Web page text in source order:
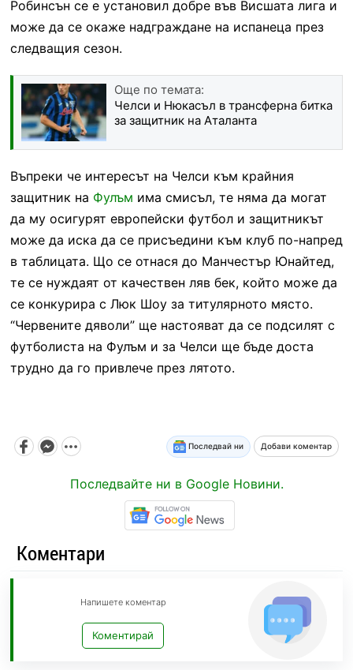
Робинсън се е установил добре във Висшата лига и
може да се окаже надграждане на испанеца през
следващия сезон.
Още по темата:
Челси и Нюкасъл в трансферна битка
за защитник на Аталанта
Въпреки че интересът на Челси към крайния
защитник на Фулъм има смисъл, те няма да могат
да му осигурят европейски футбол и защитникът
може да иска да се присъедини към клуб по-напред
в таблицата. Що се отнася до Манчестър Юнайтед,
те се нуждаят от качествен ляв бек, който може да
се конкурира с Люк Шоу за титулярното място.
“Червените дяволи” ще настояват да се подсилят с
футболиста на Фулъм и за Челси ще бъде доста
трудно да го привлече през лятото.
Последвай ни Добави коментар
Последвайте ни в Google Новини.
Коментари
Напишете коментар
Коментирай